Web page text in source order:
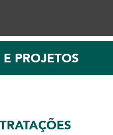
PROJETOS